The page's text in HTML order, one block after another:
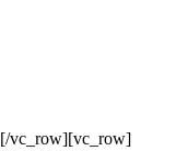
vc_row][vc_row]